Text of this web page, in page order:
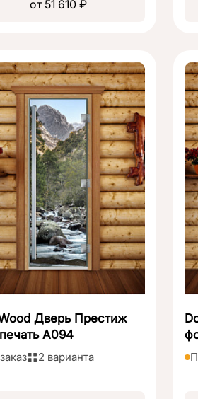
от 51 610 ₽
Дверь Престиж
А094
2 варианта